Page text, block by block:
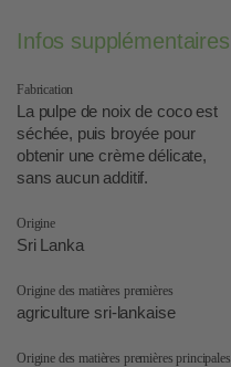
Infos supplémentaires
Fabrication
La pulpe de noix de coco est
séchée, puis broyée pour
obtenir une crème délicate,
sans aucun additif.
Origine
Sri Lanka
Origine des matières premières
agriculture sri-lankaise
Origine des matières premières principales